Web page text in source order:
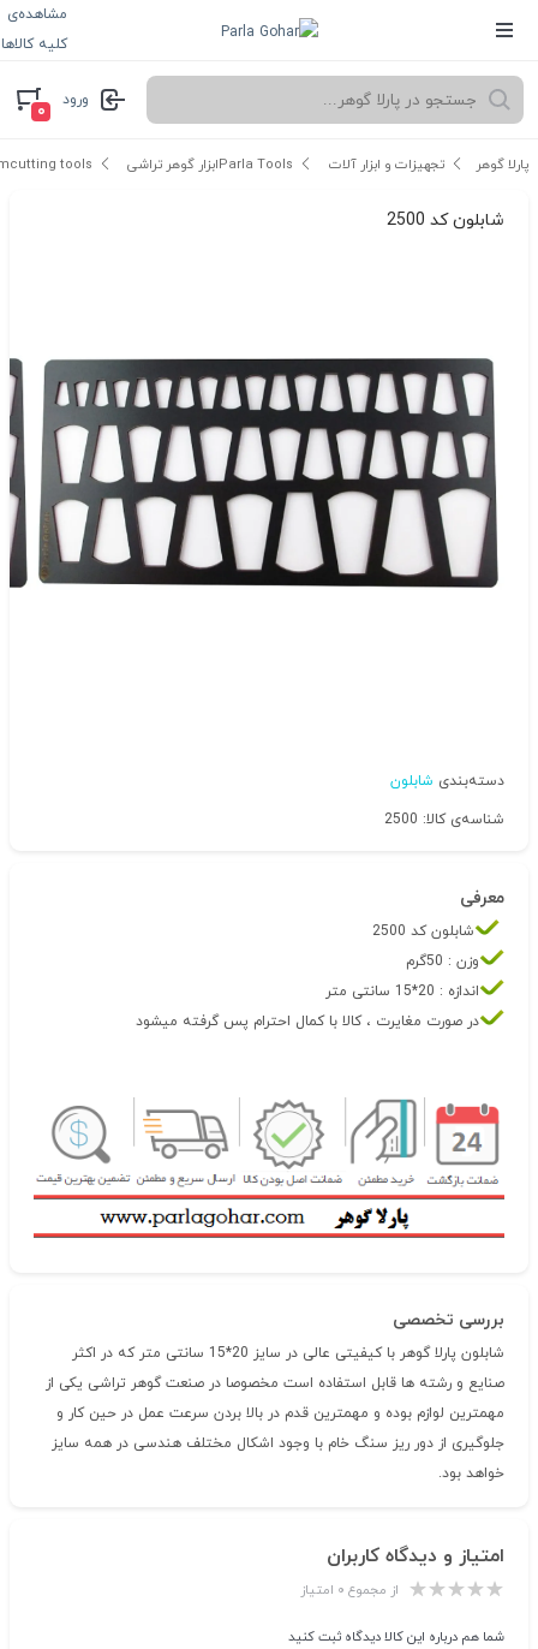
مشاهده‌ی
کلیه کالاها
ورود
۰
پارلا گوهر تجهیزات و ابزار آلات Parla Tools ابزار گوهر تراشی gemcutting tools
شابلون کد 2500
دسته‌بندی شابلون
شناسه‌ی کالا: 2500
معرفی
شابلون کد 2500
وزن : 50گرم
اندازه : 20*15 سانتی متر
در صورت مغایرت ، کالا با کمال احترام پس گرفته میشود
بررسی تخصصی
شابلون پارلا گوهر با کیفیتی عالی در سایز 20*15 سانتی متر که در اکثر
صنایع و رشته ها قابل استفاده است مخصوصا در صنعت گوهر تراشی یکی از
مهمترین لوازم بوده و مهمترین قدم در بالا بردن سرعت عمل در حین کار و
جلوگیری از دور ریز سنگ خام با وجود اشکال مختلف هندسی در همه سایز
خواهد بود.
امتیاز و دیدگاه کاربران
از مجموع ۰ امتیاز
شما هم درباره این کالا دیدگاه ثبت کنید